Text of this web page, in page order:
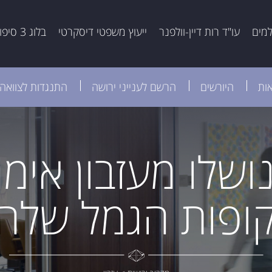
עו"ד רות דיין-וולפנר ייעוץ משפטי דיסקרטי בלוג 3 סיפורים
היורשים הרשם לענייני ירושה התנגדות לצוואה
מעזבון
הגמל